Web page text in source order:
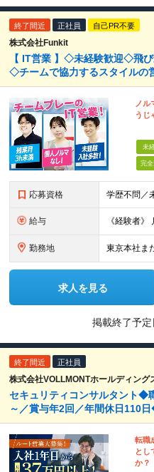
終了間近 正社員 自己PR不要
株式会社Funkit
【 IT営業 】◇未経験歓迎◇飛
◇チームで協力するスタイルの
ノル
うじ
未
完全
応募資格
給与
勤務地
求人を見る
掲載終了予定
終了間近 正社員
株式会社VOLLMONTホールディング
セキュリティコンサルタント◆
～／賞与年2回／年間休日110
転職
とし
か？